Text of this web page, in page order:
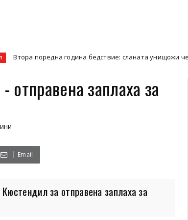
година бедствие: сланата унищожи черешовата
отправена заплаха за
Email
за отправена заплаха за